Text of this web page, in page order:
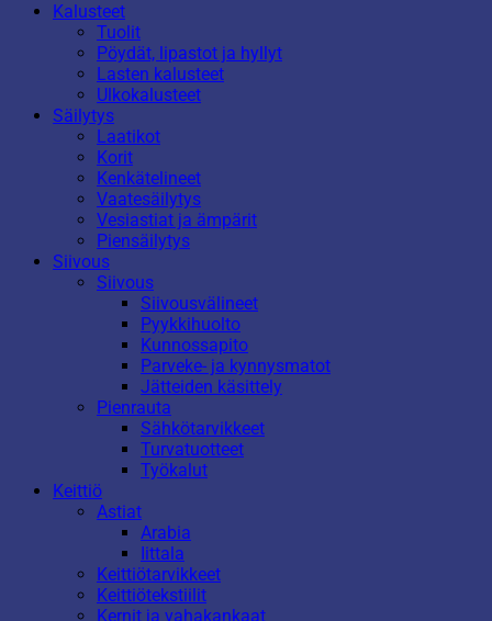
Kalusteet
Tuolit
Pöydät, lipastot ja hyllyt
Lasten kalusteet
Ulkokalusteet
Säilytys
Laatikot
Korit
Kenkätelineet
Vaatesäilytys
Vesiastiat ja ämpärit
Piensäilytys
Siivous
Siivous
Siivousvälineet
Pyykkihuolto
Kunnossapito
Parveke- ja kynnysmatot
Jätteiden käsittely
Pienrauta
Sähkötarvikkeet
Turvatuotteet
Työkalut
Keittiö
Astiat
Arabia
Iittala
Keittiötarvikkeet
Keittiötekstiilit
Kernit ja vahakankaat